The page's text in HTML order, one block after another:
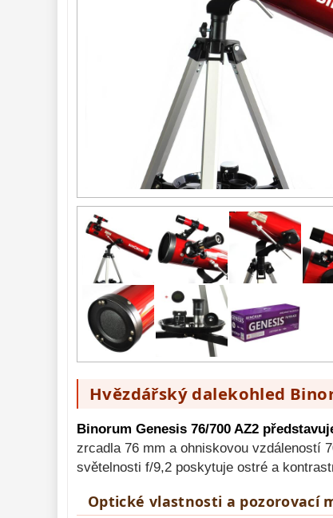
284
Komponenty 78
Příslušenství 188
Montáže
Zrcátka a hranoly 60
Pozorovací
dalekohledy
Binokulární
dalekohledy
279
Dálkoměry a Noční
vidění
17
Mikroskopy 92
Lupy 69
Astronomická
Hvězdářský dalekohled
Binorum Genesis 76/700 AZ2
zrcadla 76 mm a ohniskovou vzdáleností
světelnosti f/9,2 poskytuje ostré a
Optické vlastnosti a pozorovací